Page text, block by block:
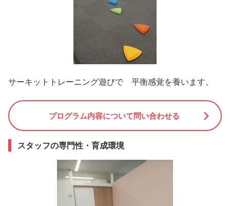
サーキットトレーニング遊びで 平衡感覚を養います。
プログラム内容について問い合わせる
スタッフの専門性・育成環境